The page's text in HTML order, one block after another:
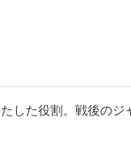
た役割。戦後の